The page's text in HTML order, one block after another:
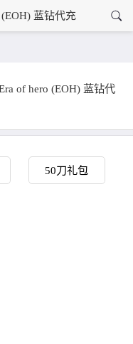
蓝钻代充
蓝钻代充
of hero (EOH) 蓝钻代
50刀礼包